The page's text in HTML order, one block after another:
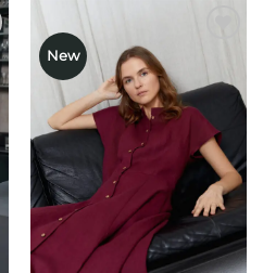
New
Mėgstamiausias